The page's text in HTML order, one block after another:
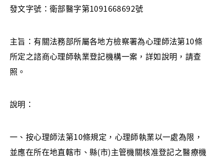
搜尋表單
發文字號：衛部醫字第1091668692號
主旨：有關法務部所屬各地方檢察署為心理師法第10條
所定之諮商心理師執業登記機構一案，詳如說明，請查
照。
說明：
一、按心理師法第10條規定，心理師執業以一處為限，
並應在所在地直轄市、縣(市)主管機關核准登記之醫療機